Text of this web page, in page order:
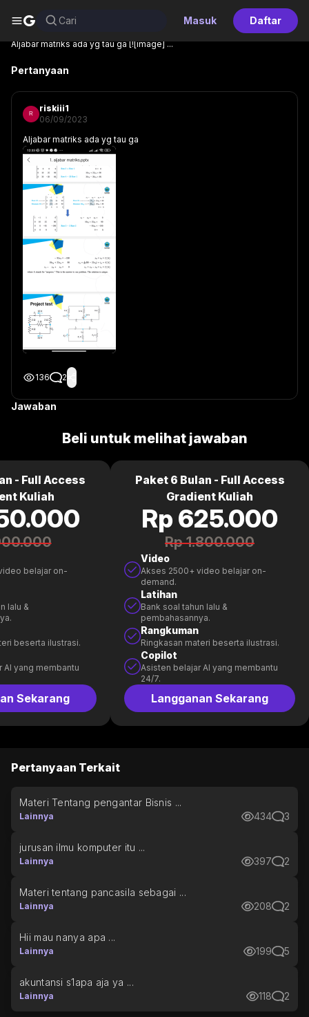
G Cari Masuk Daftar
Aljabar matriks ada yg tau ga [![image] ...
Pertanyaan
R
riskiii1
06/09/2023
Aljabar matriks ada yg tau ga
136 2
Jawaban
Beli untuk melihat jawaban
- Full Access
Kuliah
belajar on-
lalu &
beserta ilustrasi.
AI yang membantu
Sekarang
Paket 6 Bulan - Full Access
Gradient Kuliah
Rp 625.000
Rp 1.800.000
Video
Akses 2500+ video belajar on-
demand.
Latihan
Bank soal tahun lalu &
pembahasannya.
Rangkuman
Ringkasan materi beserta ilustrasi.
Copilot
Asisten belajar AI yang membantu
24/7.
Langganan Sekarang
Pertanyaan Terkait
Materi Tentang pengantar Bisnis ...
Lainnya 434 3
jurusan ilmu komputer itu ...
Lainnya 397 2
Materi tentang pancasila sebagai ...
Lainnya 208 2
Hii mau nanya apa ...
Lainnya 199 5
akuntansi s1apa aja ya ...
Lainnya 118 2